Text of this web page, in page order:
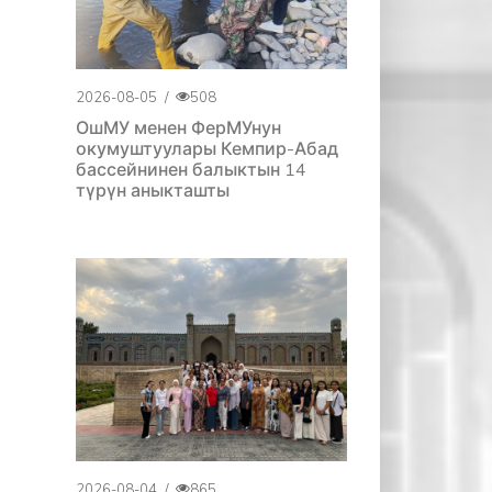
2026-08-05 / 508
ОшМУ менен ФерМУнун
окумуштуулары Кемпир-Абад
бассейнинен балыктын 14
түрүн аныкташты